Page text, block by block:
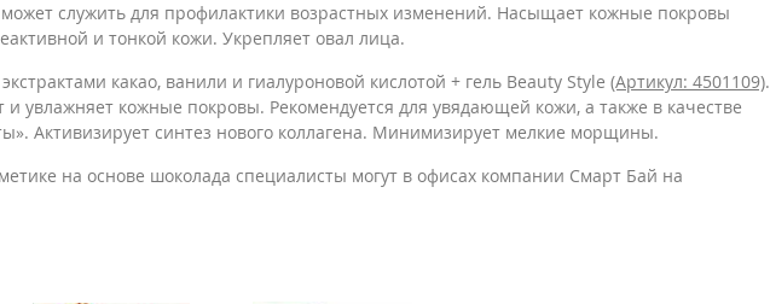
служить для профилактики возрастных изменений. Насыщает кожные покровы
и тонкой кожи. Укрепляет овал лица.
какао, ванили и гиалуроновой кислотой + гель Beauty Style (Артикул: 4501109).
и увлажняет кожные покровы. Рекомендуется для увядающей кожи, а также в качестве
Активизирует синтез нового коллагена. Минимизирует мелкие морщины.
на основе шоколада специалисты могут в офисах компании Смарт Бай на